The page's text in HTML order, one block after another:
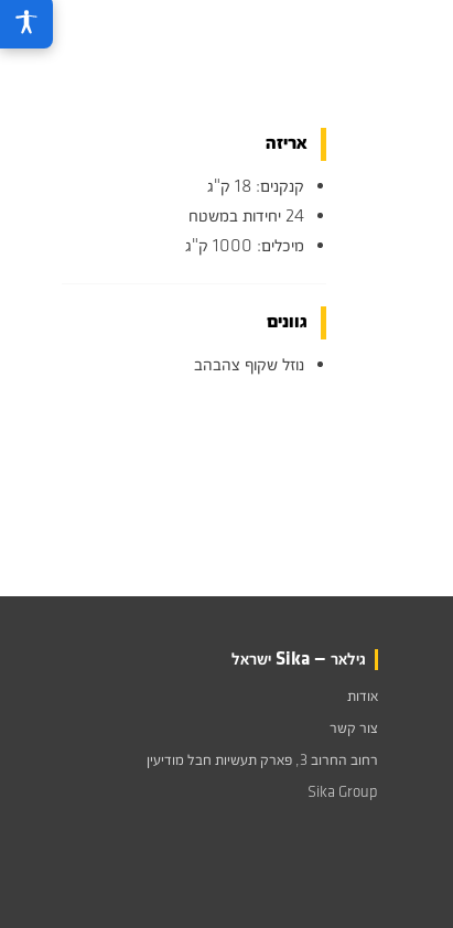
אריזה
קנקנים: 18 ק"ג
24 יחידות במשטח
מיכלים: 1000 ק"ג
גוונים
נוזל שקוף צהבהב
גילאר — Sika ישראל
אודות
צור קשר
רחוב החרוב 3, פארק תעשיות חבל מודיעין
Sika Group